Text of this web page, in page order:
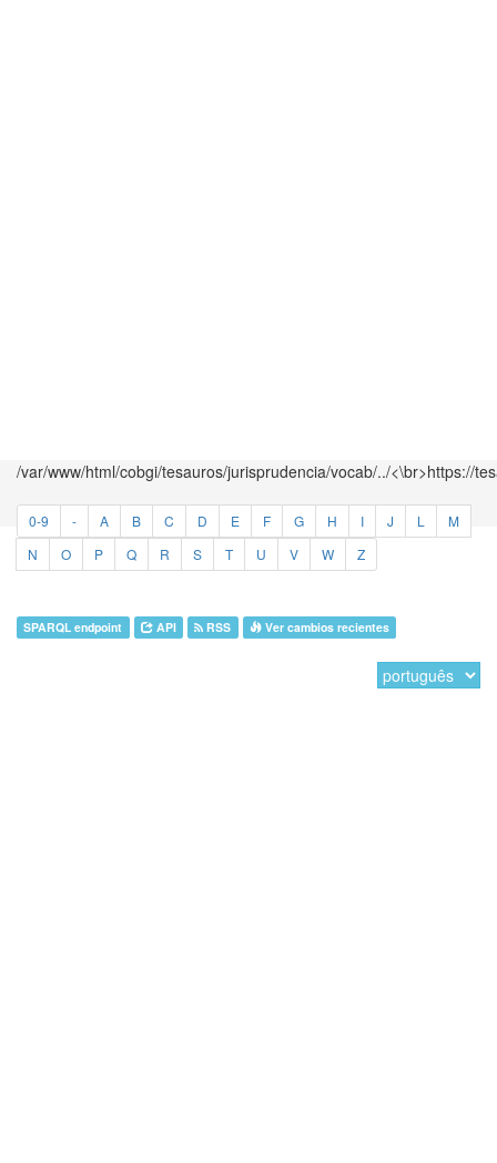
/var/www/html/cobgi/tesauros/jurisprudencia/vocab/../<\br>https://
0-9 - A B C D E F G H I J L
M
N
O P Q R S T U V W Z
SPARQL endpoint API RSS Ver cambios recientes